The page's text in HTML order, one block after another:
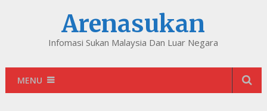
Arenasukan
Infomasi Sukan Malaysia Dan Luar Negara
MENU